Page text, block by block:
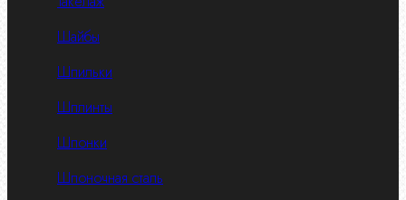
Шайбы
Шпильки
Шплинты
Шпонки
Шпоночная сталь